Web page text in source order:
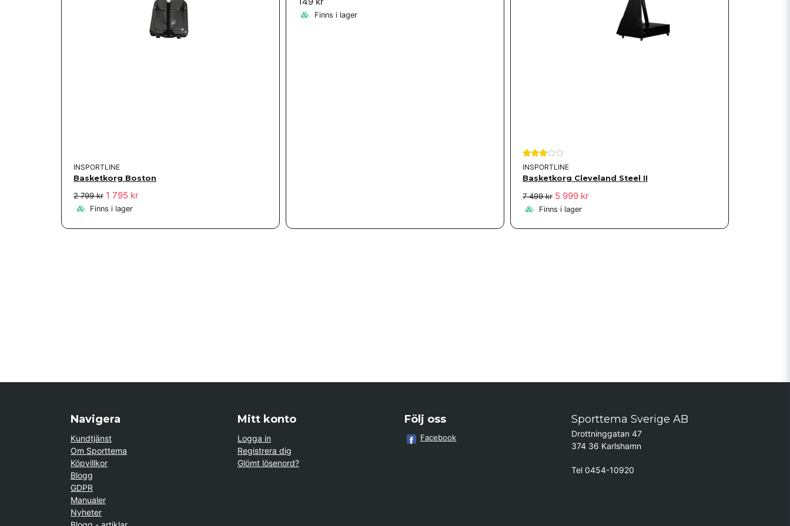
INSPORTLINE
Basketkorg Boston
2 799 kr 1 795 kr
Finns i lager
Finns i lager
INSPORTLINE
Basketkorg Cleveland Steel II
7 499 kr 5 999 kr
Finns i lager
Navigera
Kundtjänst
Om Sporttema
Köpvillkor
Blogg
GDPR
Manualer
Nyheter
Mitt konto
Logga in
Registrera dig
Glömt lösenord?
Följ oss
Facebook
Sporttema Sverige AB
Drottninggatan 47
374 36 Karlshamn
Tel 0454-10920